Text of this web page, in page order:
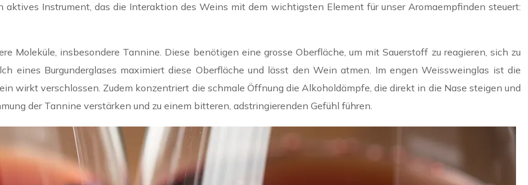
Instrument, das die Interaktion des Weins mit dem wichtigsten Element für unser Aromaempfinden steuert:
Moleküle, insbesondere Tannine. Diese benötigen eine grosse Oberfläche, um mit Sauerstoff zu reagieren, sich zu
eines Burgunderglases maximiert diese Oberfläche und lässt den Wein atmen. Im engen Weissweinglas ist die
wirkt verschlossen. Zudem konzentriert die schmale Öffnung die Alkoholdämpfe, die direkt in die Nase steigen und
der Tannine verstärken und zu einem bitteren, adstringierenden Gefühl führen.